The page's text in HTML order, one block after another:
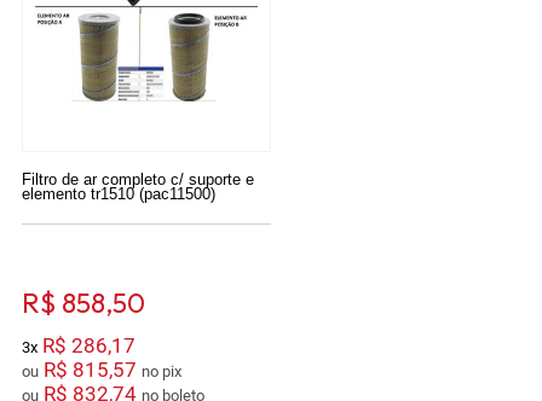
Filtro de ar completo c/ suporte e
elemento tr1510 (pac11500)
R$ 858,50
3x R$ 286,17
ou R$ 815,57
no pix
ou R$ 832,74 no boleto